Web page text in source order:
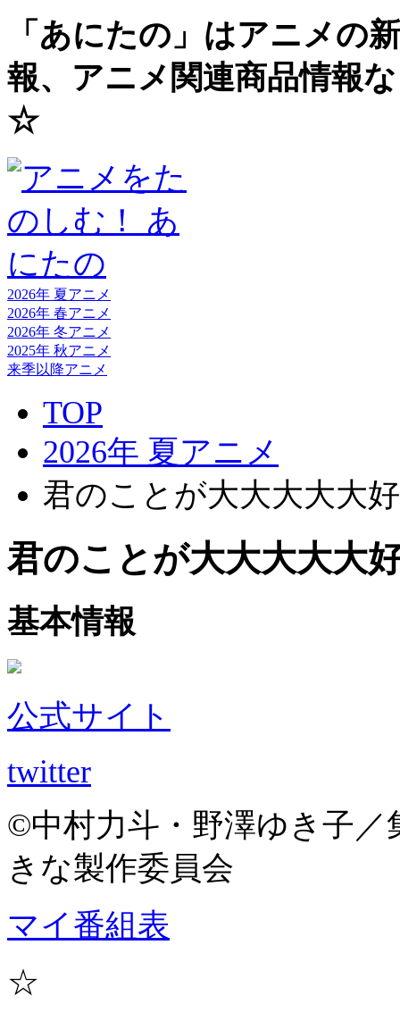
「あにたの」はアニメの
報、アニメ関連商品情報
☆
2026年 夏アニメ
2026年 春アニメ
2026年 冬アニメ
2025年 秋アニメ
来季以降アニメ
TOP
2026年 夏アニメ
君のことが大大大大大
君のことが大大大大大
基本情報
公式サイト
twitter
©中村力斗・野澤ゆき子／
きな製作委員会
マイ番組表
☆